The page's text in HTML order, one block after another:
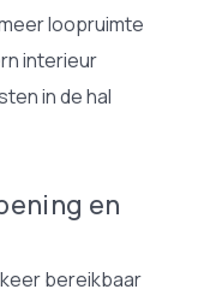
loopruimte
interieur
in de hal
en
bereikbaar